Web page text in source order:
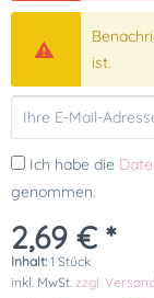
ist.
Ich habe die
genommen.
2,69 € *
Inhalt: 1 Stück
inkl. MwSt. zzgl.